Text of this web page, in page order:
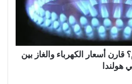
قارن أسعار الكهرباء والغاز بين
هولندا